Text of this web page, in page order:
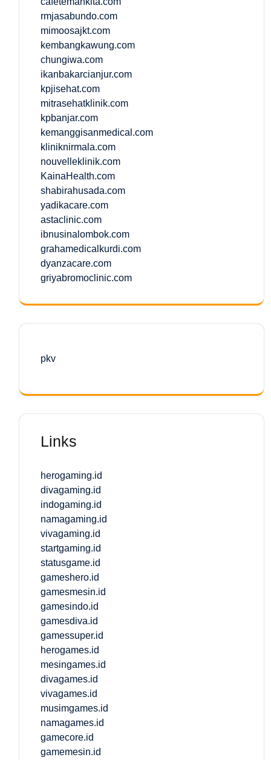
rmjasabundo.com
mimoosajkt.com
kembangkawung.com
chungiwa.com
ikanbakarcianjur.com
kpjisehat.com
mitrasehatklinik.com
kpbanjar.com
kemanggisanmedical.com
kliniknirmala.com
nouvelleklinik.com
KainaHealth.com
shabirahusada.com
yadikacare.com
astaclinic.com
ibnusinalombok.com
grahamedicalkurdi.com
dyanzacare.com
griyabromoclinic.com
pkv
Links
herogaming.id
divagaming.id
indogaming.id
namagaming.id
vivagaming.id
startgaming.id
statusgame.id
gameshero.id
gamesmesin.id
gamesindo.id
gamesdiva.id
gamessuper.id
herogames.id
mesingames.id
divagames.id
vivagames.id
musimgames.id
namagames.id
gamecore.id
gamemesin.id